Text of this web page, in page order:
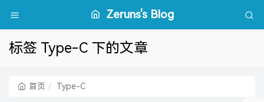
Zeruns's Blog
标签 Type-C 下的文章
首页 Type-C